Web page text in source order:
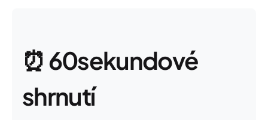
⏰ 60sekundové
shrnutí